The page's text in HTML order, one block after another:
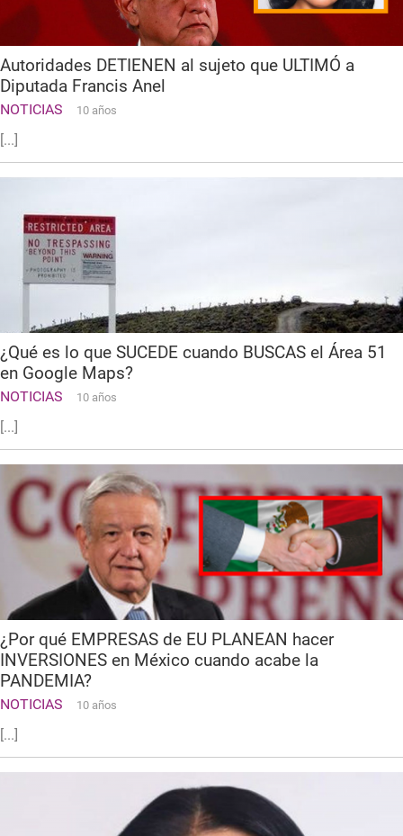
Autoridades DETIENEN al sujeto que ULTIMÓ a
Diputada Francis Anel
NOTICIAS 10 años
[...]
¿Qué es lo que SUCEDE cuando BUSCAS el Área 51
en Google Maps?
NOTICIAS 10 años
[...]
¿Por qué EMPRESAS de EU PLANEAN hacer
INVERSIONES en México cuando acabe la
PANDEMIA?
NOTICIAS 10 años
[...]